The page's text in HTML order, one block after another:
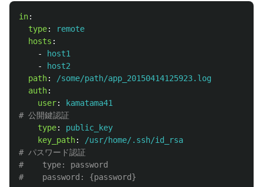
in:
type:
remote
hosts :
-
host1
-
host2
path:
/some/path/app_20150414125923.log
auth:
user:
kamatama41
# 公開鍵認証
type:
public_key
key_path:
/usr/home/.ssh/id_rsa
# パスワード認証
#    type: password
#    password: {password}